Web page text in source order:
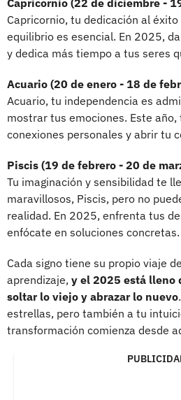
Capricornio, tu dedicación al
equilibrio es esencial. En 2025,
y dedica más tiempo a tus seres
Acuario (20 de enero - 18 de
Acuario, tu independencia es
mostrar tus emociones. Este
conexiones personales y abrir tu
Piscis (19 de febrero - 20 de
Tu imaginación y sensibilidad te
maravillosos, Piscis, pero no
realidad. En 2025, enfrenta tus
enfócate en soluciones concretas.
Cada signo tiene su propio viaje
aprendizaje, y el 2025 está lleno
soltar lo viejo y abrazar lo nuevo
estrellas, pero también a tu
transformación comienza desde